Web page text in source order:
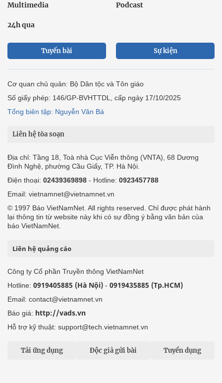
Multimedia Podcast
24h qua
Tuyến bài Sự kiện
Cơ quan chủ quản: Bộ Dân tộc và Tôn giáo
Số giấy phép: 146/GP-BVHTTDL, cấp ngày 17/10/2025
Tổng biên tập: Nguyễn Văn Bá
Liên hệ tòa soạn
Địa chỉ: Tầng 18, Toà nhà Cục Viễn thông (VNTA), 68 Dương
Đình Nghệ, phường Cầu Giấy, TP. Hà Nội.
Điện thoại: 02439369898 - Hotline: 0923457788
Email: vietnamnet@vietnamnet.vn
© 1997 Báo VietNamNet. All rights reserved. Chỉ được phát hành
lại thông tin từ website này khi có sự đồng ý bằng văn bản của
báo VietNamNet.
Liên hệ quảng cáo
Công ty Cổ phần Truyền thông VietNamNet
Hotline: 0919405885 (Hà Nội) - 0919435885 (Tp.HCM)
Email: contact@vietnamnet.vn
Báo giá: http://vads.vn
Hỗ trợ kỹ thuật: support@tech.vietnamnet.vn
Tải ứng dụng Độc giả gửi bài Tuyển dụng